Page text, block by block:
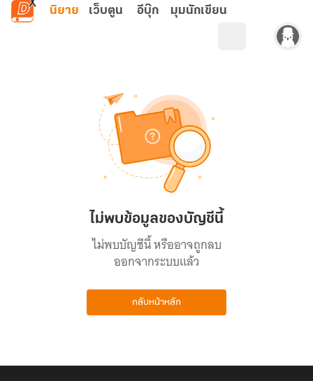
ข้ามไปยังเนื้อหาหลัก
นิยาย เว็บตูน อีบุ๊ก มุมนักเขียน
ไม่พบข้อมูลของบัญชีนี้
ไม่พบบัญชีนี้ หรืออาจถูกลบ
ออกจากระบบแล้ว
กลับหน้าหลัก